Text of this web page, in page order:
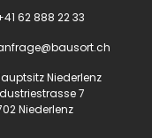
62 888 22 33
Niederlenz
7